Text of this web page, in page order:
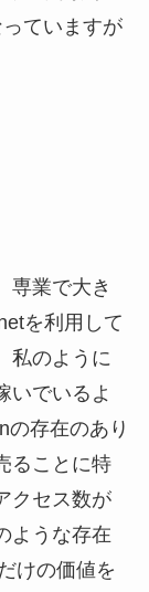
ていますが
専業で大き
を利用して
私のように
いでいるよ
の存在のあり
ることに特
クセス数が
ような存在
けの価値を